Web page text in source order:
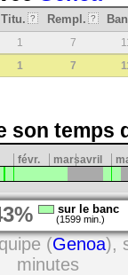
Titu. ? Rempl. ?
1 7
1 7
son temps
févr. marsavril
sur le banc
(1599 min.)
(Genoa),
minutes